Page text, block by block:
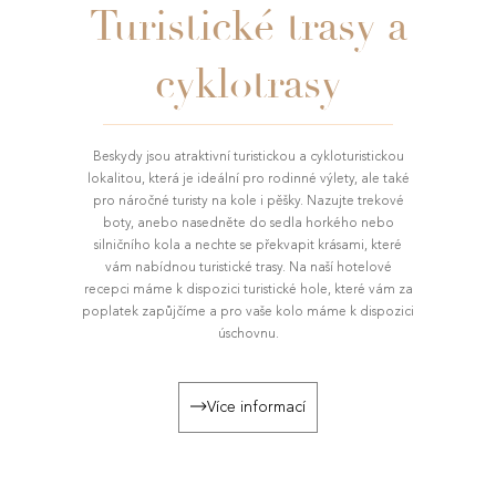
Turistické trasy a
cyklotrasy
Beskydy jsou atraktivní turistickou a cykloturistickou
lokalitou, která je ideální pro rodinné výlety, ale také
pro náročné turisty na kole i pěšky. Nazujte trekové
boty, anebo nasedněte do sedla horkého nebo
silničního kola a nechte se překvapit krásami, které
vám nabídnou turistické trasy. Na naší hotelové
recepci máme k dispozici turistické hole, které vám za
poplatek zapůjčíme a pro vaše kolo máme k dispozici
úschovnu.
Více informací